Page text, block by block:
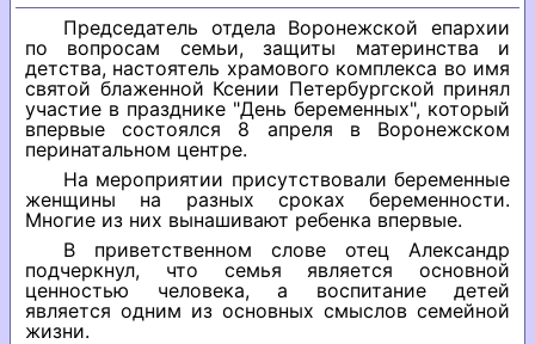
Председатель отдела Воронежской епархии
по вопросам семьи, защиты материнства и
детства, настоятель храмового комплекса во имя
святой блаженной Ксении Петербургской принял
участие в празднике "День беременных", который
впервые состоялся 8 апреля в Воронежском
перинатальном центре.
На мероприятии присутствовали беременные
женщины на разных сроках беременности.
Многие из них вынашивают ребенка впервые.
В приветственном слове отец Александр
подчеркнул, что семья является основной
ценностью человека, а воспитание детей
является одним из основных смыслов семейной
жизни.